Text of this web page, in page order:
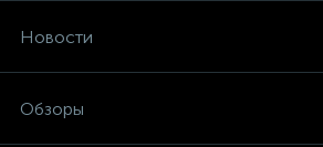
Новости
Обзоры